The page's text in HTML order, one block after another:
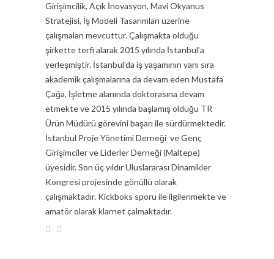
Girişimcilik, Açık İnovasyon, Mavi Okyanus
Stratejisi, İş Modeli Tasarımları üzerine
çalışmaları mevcuttur. Çalışmakta olduğu
şirkette terfi alarak 2015 yılında İstanbul’a
yerleşmiştir. İstanbul’da iş yaşamının yanı sıra
akademik çalışmalarına da devam eden Mustafa
Çağa, İşletme alanında doktorasına devam
etmekte ve 2015 yılında başlamış olduğu TR
Ürün Müdürü görevini başarı ile sürdürmektedir.
İstanbul Proje Yönetimi Derneği ve Genç
Girişimciler ve Liderler Derneği (Maltepe)
üyesidir. Son üç yıldır Uluslararası Dinamikler
Kongresi projesinde gönüllü olarak
çalışmaktadır. Kickboks sporu ile ilgilenmekte ve
amatör olarak klarnet çalmaktadır.